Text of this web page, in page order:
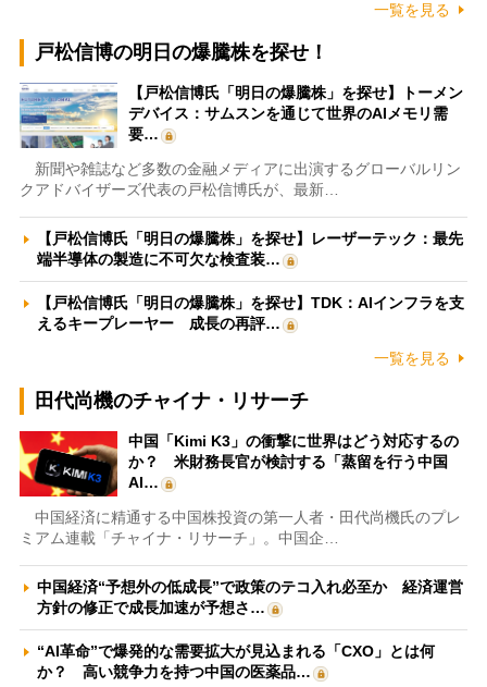
一覧を見る
戸松信博の明日の爆騰株を探せ！
【戸松信博氏「明日の爆騰株」を探せ】トーメン
デバイス：サムスンを通じて世界のAIメモリ需
要…
新聞や雑誌など多数の金融メディアに出演するグローバルリン
クアドバイザーズ代表の戸松信博氏が、最新…
【戸松信博氏「明日の爆騰株」を探せ】レーザーテック：最先
端半導体の製造に不可欠な検査装…
【戸松信博氏「明日の爆騰株」を探せ】TDK：AIインフラを支
えるキープレーヤー 成長の再評…
一覧を見る
田代尚機のチャイナ・リサーチ
中国「Kimi K3」の衝撃に世界はどう対応するの
か？ 米財務長官が検討する「蒸留を行う中国
AI…
中国経済に精通する中国株投資の第一人者・田代尚機氏のプレ
ミアム連載「チャイナ・リサーチ」。中国企…
中国経済“予想外の低成長”で政策のテコ入れ必至か 経済運営
方針の修正で成長加速が予想さ…
“AI革命”で爆発的な需要拡大が見込まれる「CXO」とは何
か？ 高い競争力を持つ中国の医薬品…